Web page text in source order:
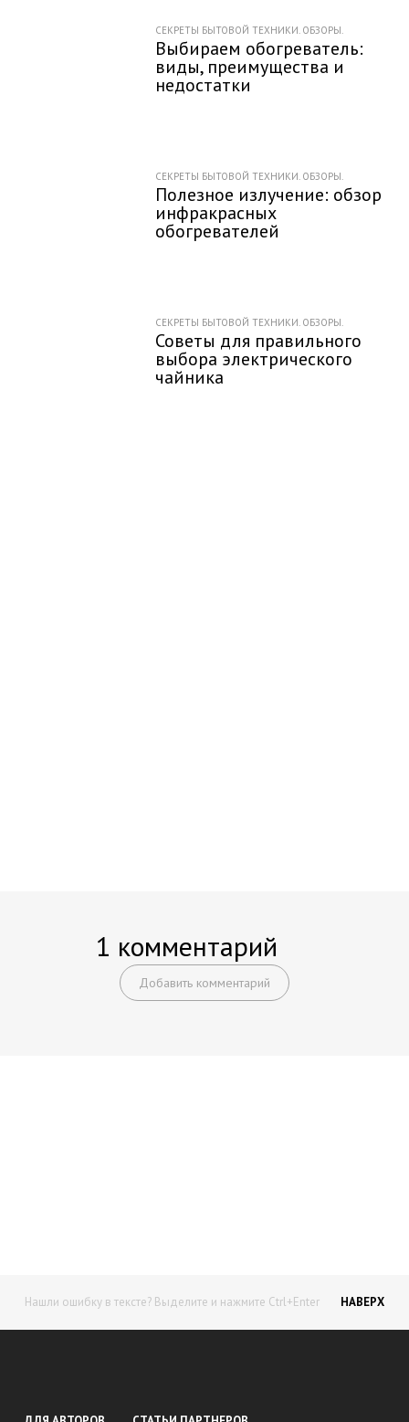
СЕКРЕТЫ БЫТОВОЙ ТЕХНИКИ. ОБЗОРЫ.
Выбираем обогреватель:
виды, преимущества и
недостатки
СЕКРЕТЫ БЫТОВОЙ ТЕХНИКИ. ОБЗОРЫ.
Полезное излучение: обзор
инфракрасных
обогревателей
СЕКРЕТЫ БЫТОВОЙ ТЕХНИКИ. ОБЗОРЫ.
Советы для правильного
выбора электрического
чайника
1 комментарий
Добавить комментарий
Нашли ошибку в тексте? Выделите и нажмите Ctrl+Enter НАВЕРХ